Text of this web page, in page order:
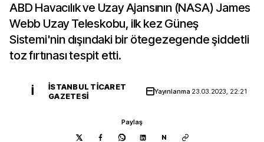
ABD Havacılık ve Uzay Ajansının (NASA) James
Webb Uzay Teleskobu, ilk kez Güneş
Sistemi'nin dışındaki bir ötegezegende şiddetli
toz fırtınası tespit etti.
İ
İSTANBUL TICARET
GAZETESI
Yayınlanma 23.03.2023, 22:21
Paylaş
N